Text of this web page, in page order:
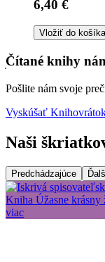
6,40 €
Vložiť do košíka
Čítané knihy
Pošlite nám svoje
Vyskúšať
Naši
Predchádzajúce